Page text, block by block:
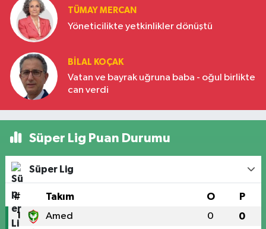
TÜMAY MERCAN
Yöneticilikte yetkinlikler dönüştü
BILAL KOÇAK
Vatan ve bayrak uğruna baba - oğul birlikte
can verdi
Süper Lig Puan Durumu
Süper Lig
# Takım O P
1 Amed 0 0